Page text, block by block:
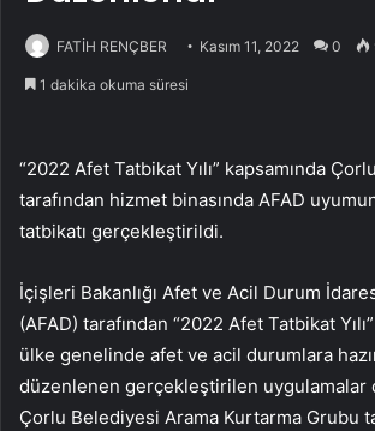
FATİH RENÇBER Kasım 11, 2022 0
1 dakika okuma süresi
“2022 Afet Tatbikat Yılı” kapsamında
tarafından hizmet binasında AFAD
tatbikatı gerçekleştirildi.
İçişleri Bakanlığı Afet ve Acil Durum
(AFAD) tarafından “2022 Afet Tatbikat
ülke genelinde afet ve acil durumlara
düzenlenen gerçekleştirilen uygulamalar
Çorlu Belediyesi Arama Kurtarma Grubu